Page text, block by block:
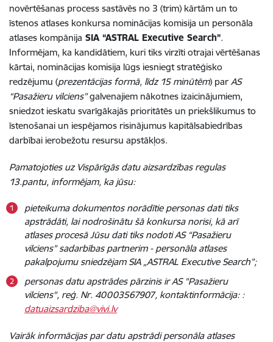
novērtēšanas process sastāvēs no 3 (trim) kārtām un to
īstenos atlases konkursa nominācijas komisija un personāla
atlases kompānija SIA “ASTRAL Executive Search”.
Informējam, ka kandidātiem, kuri tiks virzīti otrajai vērtēšanas
kārtai, nominācijas komisija lūgs iesniegt stratēģisko
redzējumu (prezentācijas formā, līdz 15 minūtēm) par AS
“Pasažieru vilciens”galvenajiem nākotnes izaicinājumiem,
sniedzot ieskatu svarīgākajās prioritātēs un priekšlikumus to
īstenošanai un iespējamos risinājumus kapitālsabiedrības
darbībai ierobežotu resursu apstākļos.
Pamatojoties uz Vispārīgās datu aizsardzības regulas
13.pantu, informējam, ka jūsu:
pieteikuma dokumentos norādītie personas dati tiks
apstrādāti, lai nodrošinātu šā konkursa norisi, kā arī
atlases procesā Jūsu dati tiks nodoti AS “Pasažieru
vilciens” sadarbības partnerim - personāla atlases
pakalpojumu sniedzējam SIA „ASTRAL Executive Search”;
personas datu apstrādes pārzinis ir AS "Pasažieru
vilciens", reģ. Nr. 40003567907, kontaktinformācija: :
datuaizsardziba@vivi.lv
Vairāk informācijas par datu apstrādi personāla atlases